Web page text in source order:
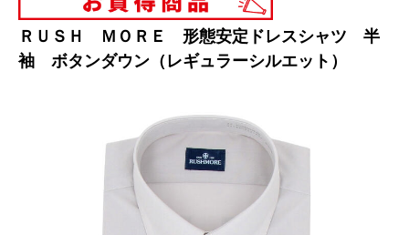
ＲＵＳＨ ＭＯＲＥ 形態安定ドレスシャツ 半
袖 ボタンダウン（レギュラーシルエット）